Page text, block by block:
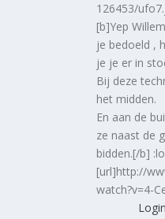
126453/
[b]Yep
je bedoeld ,
je je er in
Bij deze
het midden.
En aan de
ze naast de
bidden.[/b]
[url]http://
watch?v=4-